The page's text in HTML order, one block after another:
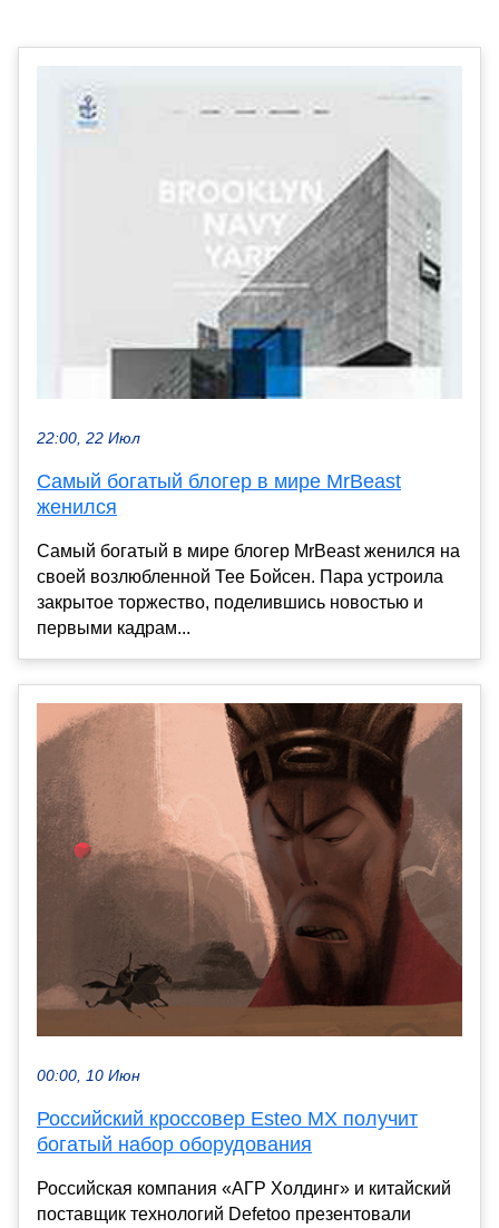
22:00, 22 Июл
Самый богатый блогер в мире MrBeast
женился
Самый богатый в мире блогер MrBeast женился на
своей возлюбленной Тее Бойсен. Пара устроила
закрытое торжество, поделившись новостью и
первыми кадрам...
00:00, 10 Июн
Российский кроссовер Esteo MX получит
богатый набор оборудования
Российская компания «АГР Холдинг» и китайский
поставщик технологий Defetoo презентовали